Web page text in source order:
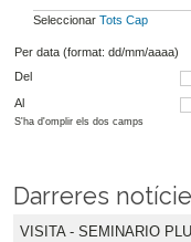
Seleccionar Tots Cap
Per data (format: dd/mm/aaaa)
Del
Al
S'ha d'omplir els dos camps
Darreres
VISITA - SEMINARIO